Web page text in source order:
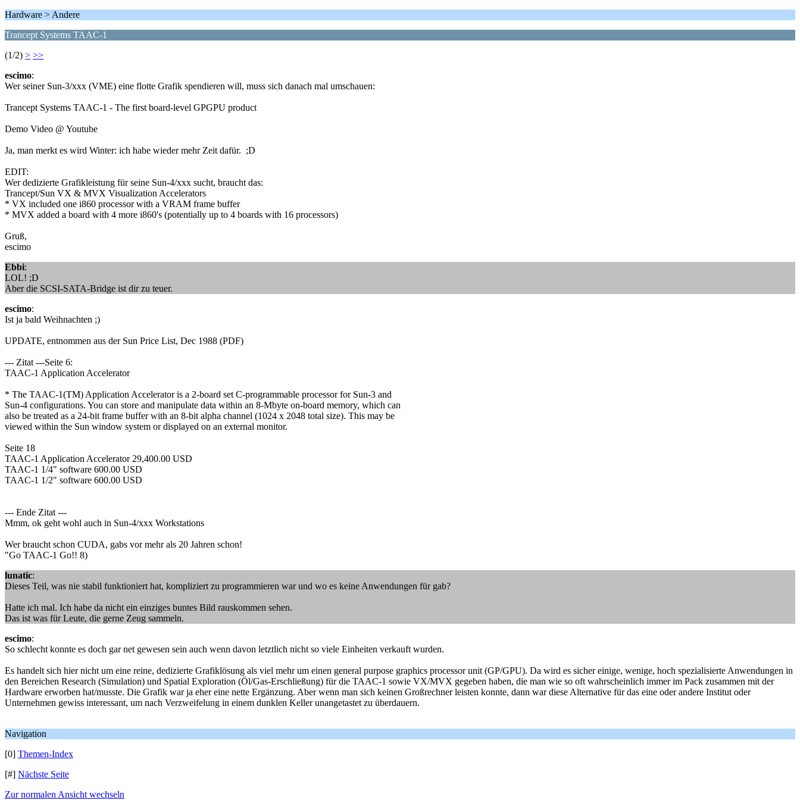
Hardware > Andere
Trancept Systems TAAC-1
(1/2) > >>
escimo:
Wer seiner Sun-3/xxx (VME) eine flotte Grafik spendieren will, muss sich danach mal umschauen:
Trancept Systems TAAC-1 - The first board-level GPGPU product
Demo Video @ Youtube
Ja, man merkt es wird Winter: ich habe wieder mehr Zeit dafür. ;D
EDIT:
Wer dedizierte Grafikleistung für seine Sun-4/xxx sucht, braucht das:
Trancept/Sun VX & MVX Visualization Accelerators
* VX included one i860 processor with a VRAM frame buffer
* MVX added a board with 4 more i860's (potentially up to 4 boards with 16 processors)
Gruß,
escimo
Ebbi:
LOL! ;D
Aber die SCSI-SATA-Bridge ist dir zu teuer.
escimo:
Ist ja bald Weihnachten ;)
UPDATE, entnommen aus der Sun Price List, Dec 1988 (PDF)
--- Zitat ---Seite 6:
TAAC-1 Application Accelerator
* The TAAC-1(TM) Application Accelerator is a 2-board set C-programmable processor for Sun-3 and
Sun-4 configurations. You can store and manipulate data within an 8-Mbyte on-board memory, which can
also be treated as a 24-bit frame buffer with an 8-bit alpha channel (1024 x 2048 total size). This may be
viewed within the Sun window system or displayed on an external monitor.
Seite 18
TAAC-1 Application Accelerator 29,400.00 USD
TAAC-1 1/4" software 600.00 USD
TAAC-1 1/2" software 600.00 USD
--- Ende Zitat ---
Mmm, ok geht wohl auch in Sun-4/xxx Workstations
Wer braucht schon CUDA, gabs vor mehr als 20 Jahren schon!
"Go TAAC-1 Go!! 8)
lunatic:
Dieses Teil, was nie stabil funktioniert hat, kompliziert zu programmieren war und wo es keine Anwendungen für gab?
Hatte ich mal. Ich habe da nicht ein einziges buntes Bild rauskommen sehen.
Das ist was für Leute, die gerne Zeug sammeln.
escimo:
So schlecht konnte es doch gar net gewesen sein auch wenn davon letztlich nicht so viele Einheiten verkauft wurden.
Es handelt sich hier nicht um eine reine, dedizierte Grafiklösung als viel mehr um einen general purpose graphics processor unit (GP/GPU). Da wird es sicher einige, wenige, hoch spezialisierte Anwendungen in
den Bereichen Research (Simulation) und Spatial Exploration (Öl/Gas-Erschließung) für die TAAC-1 sowie VX/MVX gegeben haben, die man wie so oft wahrscheinlich immer im Pack zusammen mit der
Hardware erworben hat/musste. Die Grafik war ja eher eine nette Ergänzung. Aber wenn man sich keinen Großrechner leisten konnte, dann war diese Alternative für das eine oder andere Institut oder
Unternehmen gewiss interessant, um nach Verzweifelung in einem dunklen Keller unangetastet zu überdauern.
Navigation
[0] Themen-Index
[#] Nächste Seite
Zur normalen Ansicht wechseln